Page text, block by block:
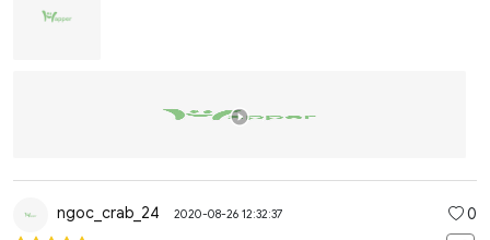
ngoc_crab_24 2020-08-26 12:32:37 0